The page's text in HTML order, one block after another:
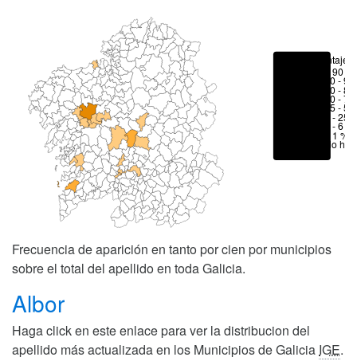
Porcentajes
> 90 %
80 -
70 -
50 -
25 -
6 - 25
1 - 6 %
< 1 %
No hay
Frecuencia de aparición en tanto por cien por municipios
sobre el total del apellido en toda Galicia.
Albor
Haga click en este enlace para ver la distribucion del
apellido más actualizada en los Municipios de Galicia IGE.